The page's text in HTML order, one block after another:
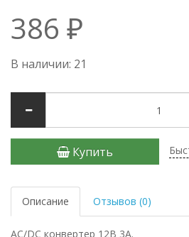
386 ₽
В наличии: 21
Купить
Описание Отзывов (0)
AC/DC конвертер 12В 3А.